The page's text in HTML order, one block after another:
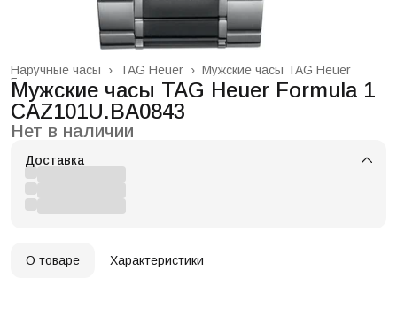
Мужские часы TAG Heuer
TAG Heuer ›
Наручные часы
›
Главная
Мужские часы TAG Heuer Formula 1
CAZ101U.BA0843
Нет в наличии
Доставка
О товаре Характеристики